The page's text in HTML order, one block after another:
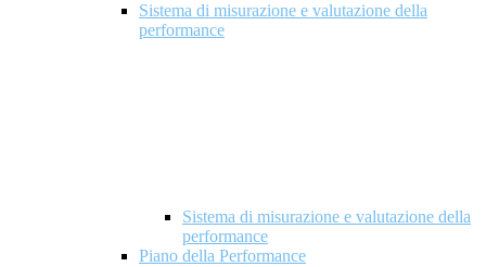
Sistema di misurazione e valutazione della
performance
Sistema di misurazione e valutazione della
performance
Piano della Performance